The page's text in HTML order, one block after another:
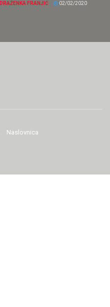
DRAŽENKA FRANJIĆ 02/02/2020
Naslovnica